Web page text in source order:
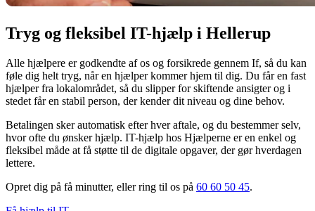
Tryg og fleksibel IT-hjælp i Hellerup
Alle hjælpere er godkendte af os og forsikrede gennem If, så du kan
føle dig helt tryg, når en hjælper kommer hjem til dig. Du får en fast
hjælper fra lokalområdet, så du slipper for skiftende ansigter og i
stedet får en stabil person, der kender dit niveau og dine behov.
Betalingen sker automatisk efter hver aftale, og du bestemmer selv,
hvor ofte du ønsker hjælp. IT-hjælp hos Hjælperne er en enkel og
fleksibel måde at få støtte til de digitale opgaver, der gør hverdagen
lettere.
Opret dig på få minutter, eller ring til os på 60 60 50 45.